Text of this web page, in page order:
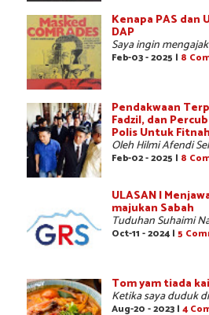
Kenapa PAS dan
DAP
Saya ingin
Feb-03 - 2025 | 8
Pendakwaan
Fadzil, dan
Polis Untuk
Oleh Hilmi Afendi
Feb-02 - 2025 | 8
ULASAN |
majukan Sabah
Tuduhan Suhaimi
Oct-11 - 2024 | 5
Tom yam tiada
Ketika saya duduk
Aug-20 - 2023 | 4